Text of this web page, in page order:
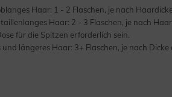
Haar: 1 - 2 Flaschen, je nach Haardicke
Haar: 2 - 3 Flaschen, je nach
für die Spitzen erforderlich sein.
längeres Haar: 3+ Flaschen, je nach Dicke